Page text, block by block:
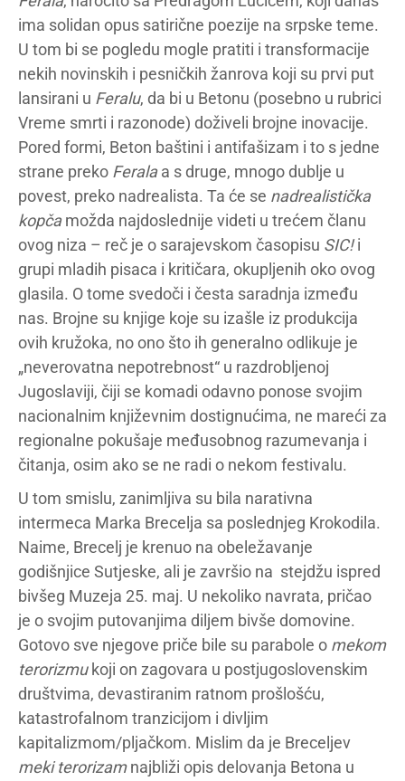
ima solidan opus satirične poezije na srpske teme.
U tom bi se pogledu mogle pratiti i transformacije
nekih novinskih i pesničkih žanrova koji su prvi put
lansirani u Feralu, da bi u Betonu (posebno u rubrici
Vreme smrti i razonode) doživeli brojne inovacije.
Pored formi, Beton baštini i antifašizam i to s jedne
strane preko Feralaa s druge, mnogo dublje u
povest, preko nadrealista. Ta će se nadrealistička
kopčamožda najdoslednije videti u trećem članu
ovog niza – reč je o sarajevskom časopisu SIC!i
grupi mladih pisaca i kritičara, okupljenih oko ovog
glasila. O tome svedoči i česta saradnja između
nas. Brojne su knjige koje su izašle iz produkcija
ovih kružoka, no ono što ih generalno odlikuje je
„neverovatna nepotrebnost“ u razdrobljenoj
Jugoslaviji, čiji se komadi odavno ponose svojim
nacionalnim književnim dostignućima, ne mareći za
regionalne pokušaje međusobnog razumevanja i
čitanja, osim ako se ne radi o nekom festivalu.
U tom smislu, zanimljiva su bila narativna
intermeca Marka Brecelja sa poslednjeg Krokodila.
Naime, Brecelj je krenuo na obeležavanje
godišnjice Sutjeske, ali je završio na stejdžu ispred
bivšeg Muzeja 25. maj. U nekoliko navrata, pričao
je o svojim putovanjima diljem bivše domovine.
Gotovo sve njegove priče bile su parabole o mekom
terorizmukoji on zagovara u postjugoslovenskim
društvima, devastiranim ratnom prošlošću,
katastrofalnom tranzicijom i divljim
kapitalizmom/pljačkom. Mislim da je Breceljev
meki terorizamnajbliži opis delovanja Betona u